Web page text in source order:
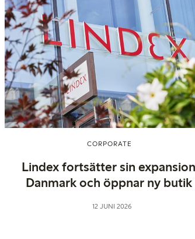
CORPORATE
Lindex fortsätter sin
Danmark och öppnar ny butik
12 JUNI 2026